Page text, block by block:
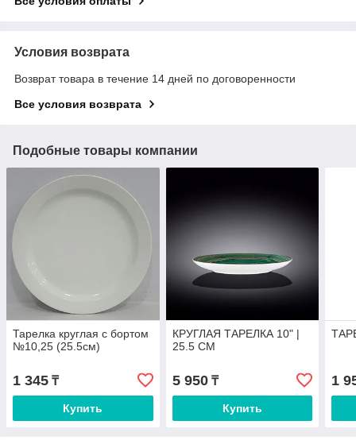
Условия возврата
Возврат товара в течение 14 дней по договоренности
Все условия возврата
Подобные товары компании
Тарелка круглая с бортом
№10,25 (25.5см)
1 345 ₸
Купить
КРУГЛАЯ ТАРЕЛКА 10" |
25.5 CM
5 950₸
Купить
1